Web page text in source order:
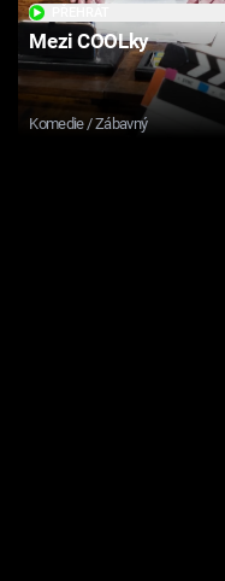
Mezi COOLky
Komedie / Zábavný